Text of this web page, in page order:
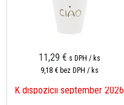
11,29 € s DPH / ks
9,18 € bez DPH / ks
K dispozícii september 2026